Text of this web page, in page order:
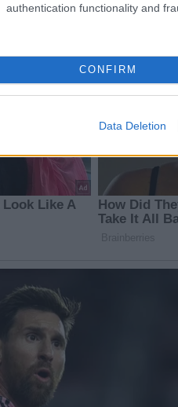
authentication functionality and
CONFIRM
Data Deletion